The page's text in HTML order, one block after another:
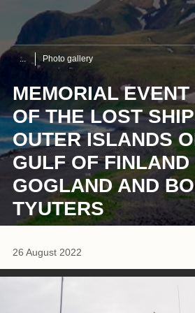
Photo gallery
MEMORIAL
OF THE LOST
OUTER ISLANDS
GULF OF FINLAND
GOGLAND AND
TYUTERS
26 August 2022